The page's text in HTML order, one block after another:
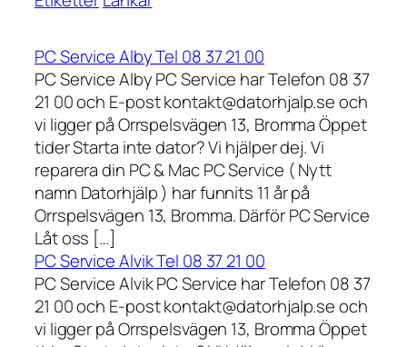
PC Service Alby Tel 08 37 21 00
PC Service Alby PC Service har Telefon 08 37
21 00 och E-post kontakt@datorhjalp.se och
vi ligger på Orrspelsvägen 13, Bromma Öppet
tider Starta inte dator? Vi hjälper dej. Vi
reparera din PC & Mac PC Service ( Nytt
namn Datorhjälp ) har funnits 11 år på
Orrspelsvägen 13, Bromma. Därför PC Service
Låt oss […]
PC Service Alvik Tel 08 37 21 00
PC Service Alvik PC Service har Telefon 08 37
21 00 och E-post kontakt@datorhjalp.se och
vi ligger på Orrspelsvägen 13, Bromma Öppet